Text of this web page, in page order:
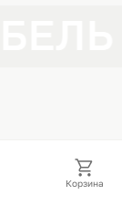
Корзина